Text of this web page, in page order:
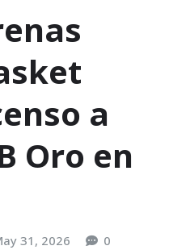
a
Oro en
31, 2026 0